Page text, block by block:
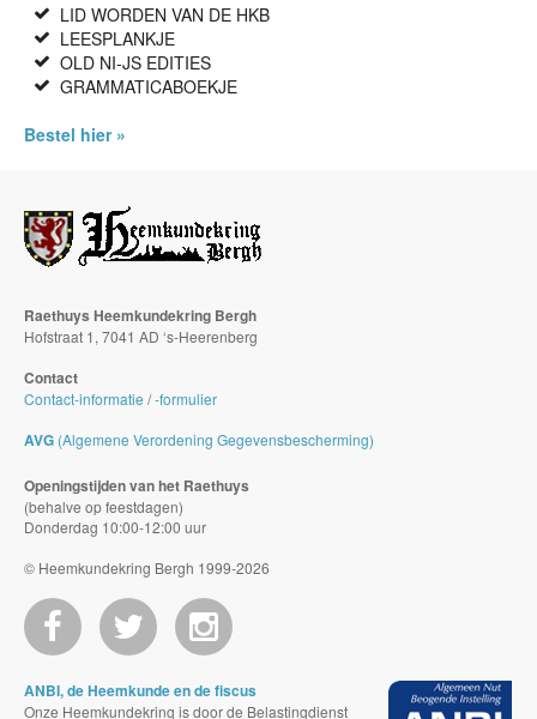
LID WORDEN VAN DE HKB
LEESPLANKJE
OLD NI-JS EDITIES
GRAMMATICABOEKJE
Bestel hier »
Raethuys Heemkundekring Bergh
Hofstraat 1, 7041 AD ‘s-Heerenberg
Contact
Contact-informatie /-formulier
AVG (Algemene Verordening Gegevensbescherming)
Openingstijden van het Raethuys
(behalve op feestdagen)
Donderdag 10:00-12:00 uur
© Heemkundekring Bergh 1999-2026
ANBI, de Heemkunde en de fiscus
Onze Heemkundekring is door de Belastingdienst